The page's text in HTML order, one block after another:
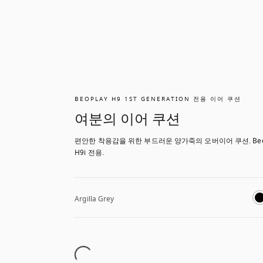
BEOPLAY H9 1ST GENERATION 전용 이어 쿠션
여분의 이어 쿠션
편안한 착용감을 위한 부드러운 양가죽의 오버이어 쿠션.
H9i 전용.
Argilla Grey